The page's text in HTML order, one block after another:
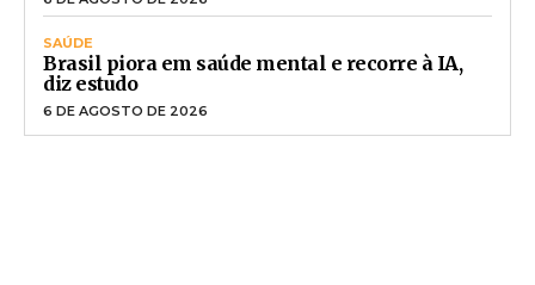
SAÚDE
Brasil piora em saúde mental e recorre à IA,
diz estudo
6 DE AGOSTO DE 2026